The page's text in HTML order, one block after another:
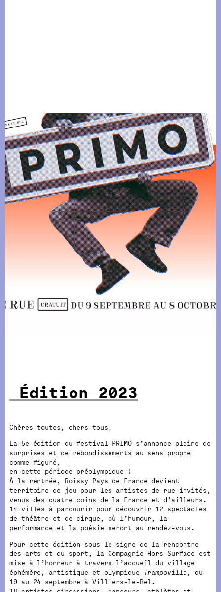
Édition 2023
Chères toutes, chers tous,
La 5e édition du festival PRIMO s’annonce pleine de
surprises et de rebondissements au sens propre
comme figuré,
en cette période préolympique !
À la rentrée, Roissy Pays de France devient
territoire de jeu pour les artistes de rue invités,
venus des quatre coins de la France et d’ailleurs.
14 villes à parcourir pour découvrir 12 spectacles
de théâtre et de cirque, où l’humour, la
performance et la poésie seront au rendez-vous.
Pour cette édition sous le signe de la rencontre
des arts et du sport, la Compagnie Hors Surface est
mise à l’honneur à travers l’accueil du village
éphémère, artistique et olympique Trampoville, du
19 au 24 septembre à Villiers-le-Bel.